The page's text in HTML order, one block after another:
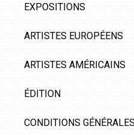
EXPOSITIONS
ARTISTES EUROPÉENS
ARTISTES AMÉRICAINS
ÉDITION
CONDITIONS